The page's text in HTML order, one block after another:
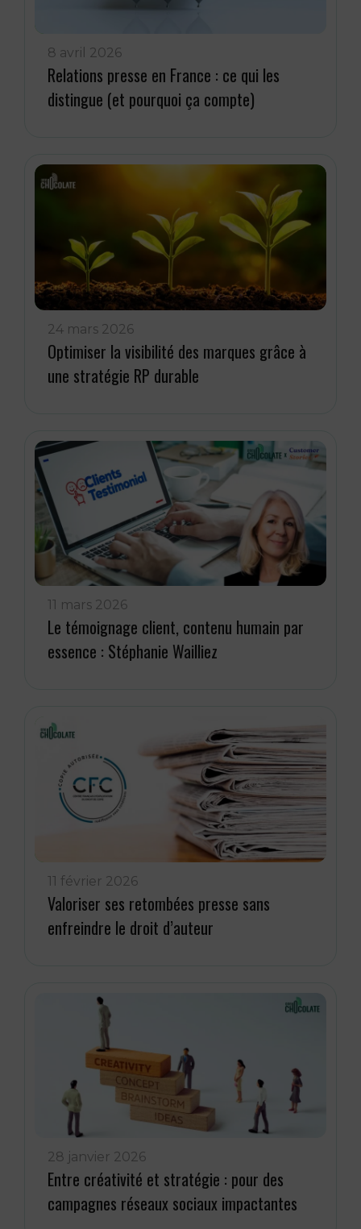
8 avril 2026
Relations presse en France : ce qui les
distingue (et pourquoi ça compte)
24 mars 2026
Optimiser la visibilité des marques grâce à
une stratégie RP durable
11 mars 2026
Le témoignage client, contenu humain par
essence : Stéphanie Wailliez
11 février 2026
Valoriser ses retombées presse sans
enfreindre le droit d’auteur
28 janvier 2026
Entre créativité et stratégie : pour des
campagnes réseaux sociaux impactantes